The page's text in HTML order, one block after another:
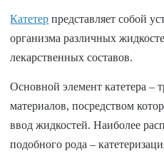
Катетер представляет собой
организма различных
лекарственных составов.
Основной элемент катетера –
материалов, посредством
ввод жидкостей. Наиболее
подобного рода –